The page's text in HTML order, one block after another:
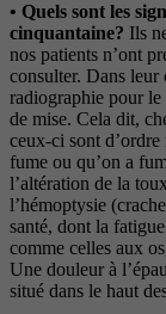
• Quels sont les
cinquantaine? Ils
nos patients n’ont
consulter. Dans leur
radiographie pour
de mise. Cela dit,
ceux-ci sont
fume ou qu’on a
l’altération de la
l’hémoptysie
santé, dont la
comme celles aux
Une douleur à
situé dans le haut